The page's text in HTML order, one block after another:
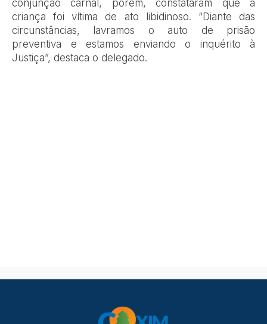
conjunção carnal, porém, constataram que a
criança foi vítima de ato libidinoso. “Diante das
circunstâncias, lavramos o auto de prisão
preventiva e estamos enviando o inquérito à
Justiça”, destaca o delegado.